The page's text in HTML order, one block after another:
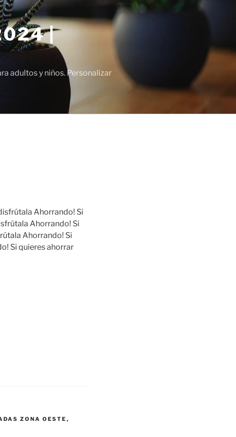
|
adultos y niños. Personalizar
Ahorrando! Si
Ahorrando! Si
Ahorrando! Si
Si quieres ahorrar
ZONA OESTE ,